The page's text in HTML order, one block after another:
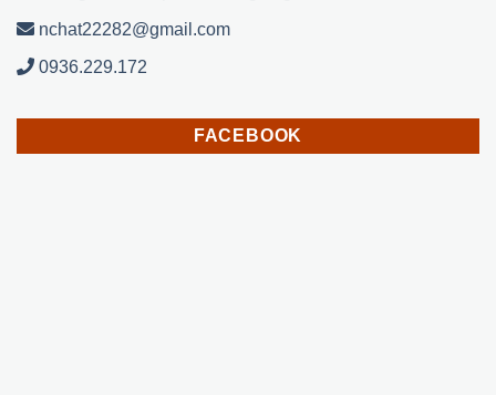
nchat22282@gmail.com
0936.229.172
FACEBOOK